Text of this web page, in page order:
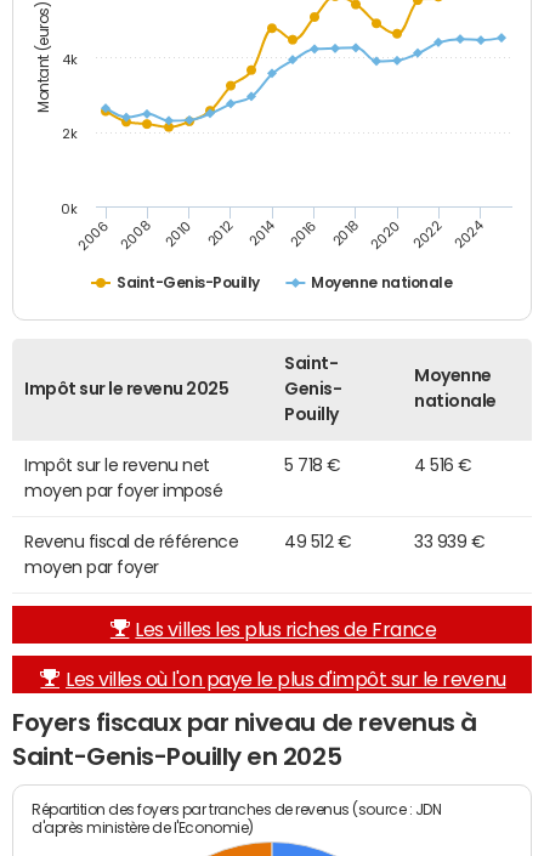
Montant (euros)
Saint-Genis-Pouilly Moyenne nationale
2006 2008 2010 2012 2014 2016 2018 2020 2022 2024
0k
2k
4k
Impôt sur le revenu 2025
Saint-
Genis-
Pouilly
Moyenne
nationale
Impôt sur le revenu net
moyen par foyer imposé
5 718 € 4 516 €
Revenu fiscal de référence
moyen par foyer
49 512 € 33 939 €
Les villes les plus riches de France
Les villes où l'on paye le plus d'impôt sur le revenu
Foyers fiscaux par niveau de revenus à
Saint-Genis-Pouilly en 2025
Répartition des foyers par tranches de revenus (source : JDN
d'après ministère de l'Economie)